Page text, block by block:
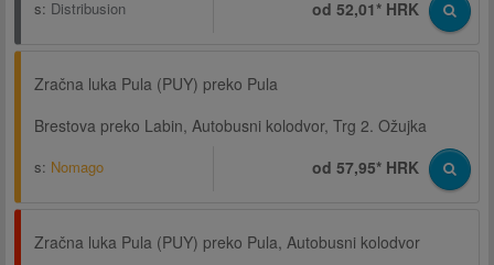
s: Distribusion od 52,01* HRK
Zračna luka Pula (PUY) preko Pula
Brestova preko Labin, Autobusni kolodvor, Trg 2. Ožujka
s: Nomago od 57,95* HRK
Zračna luka Pula (PUY) preko Pula, Autobusni kolodvor